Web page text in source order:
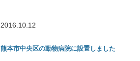
2016.10.12
熊本市中央区の動物病院に設置しました